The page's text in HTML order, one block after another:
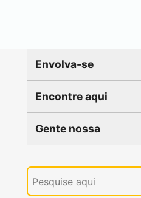
Envolva-se
Encontre aqui
Gente nossa